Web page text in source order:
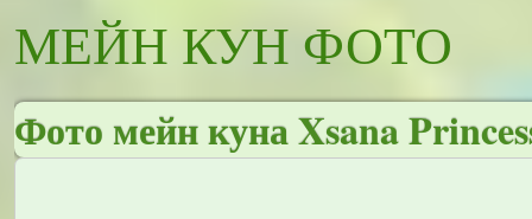
МЕЙН КУН ФОТО
Фото мейн куна Xsana